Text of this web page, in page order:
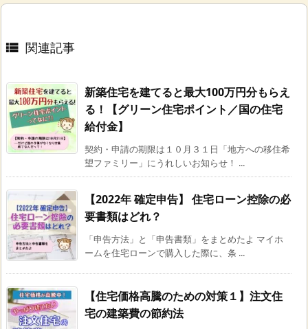
 関連記事
新築住宅を建てると最大100万円分もらえ
る！【グリーン住宅ポイント／国の住宅
給付金】
契約・申請の期限は１０月３１日「地方への移住希
望ファミリー」にうれしいお知らせ！ ...
【2022年 確定申告】 住宅ローン控除の必
要書類はどれ？
「申告方法」と「申告書類」をまとめたよ マイホ
ームを住宅ローンで購入した際に、条 ...
【住宅価格高騰のための対策１】注文住
宅の建築費の節約法